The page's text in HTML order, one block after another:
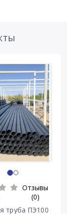
Отзывы
(0)
труба ПЭ100